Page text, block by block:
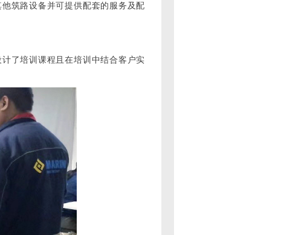
筑路设备并可提供配套的服务及配
了培训课程且在培训中结合客户实